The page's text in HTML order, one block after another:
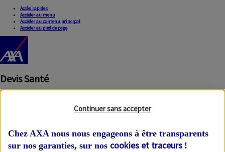
Accès rapides
Accéder au menu
Accéder au contenu principal
Accéder au pied de page
Devis Santé
Continuer sans accepter
Chez AXA nous nous engageons à être transparents
sur nos garanties, sur nos cookies et traceurs !